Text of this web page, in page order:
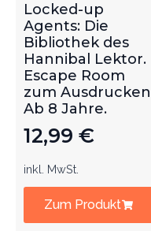
Locked-up
Agents: Die
Bibliothek des
Hannibal Lektor.
Escape Room
zum
Ab 8 Jahre.
12,99 €
inkl. MwSt.
Zum Produkt